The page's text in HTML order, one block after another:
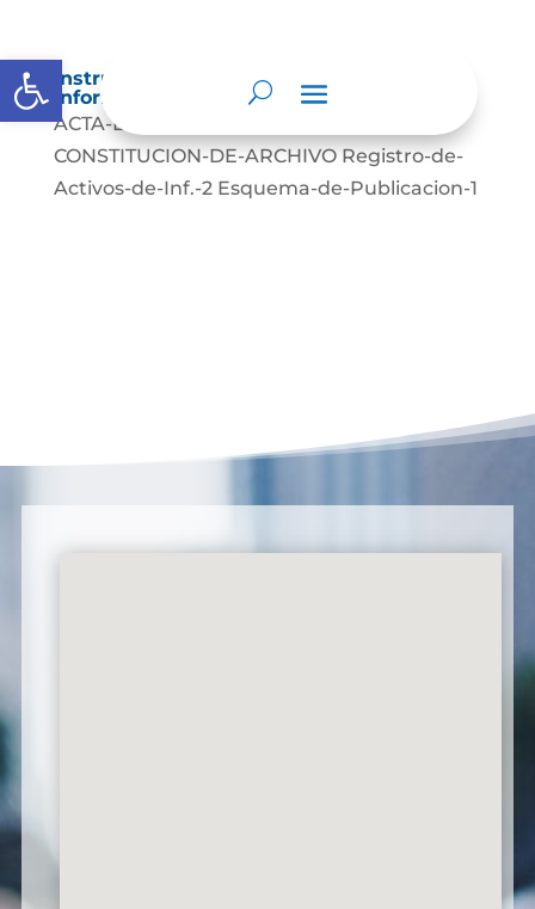
Abrir barra de herramientas
Instrumentos de gestión de la
información.
ACTA-DE-APROBACION ACTA-DE-
CONSTITUCION-DE-ARCHIVO Registro-de-
Activos-de-Inf.-2 Esquema-de-Publicacion-1